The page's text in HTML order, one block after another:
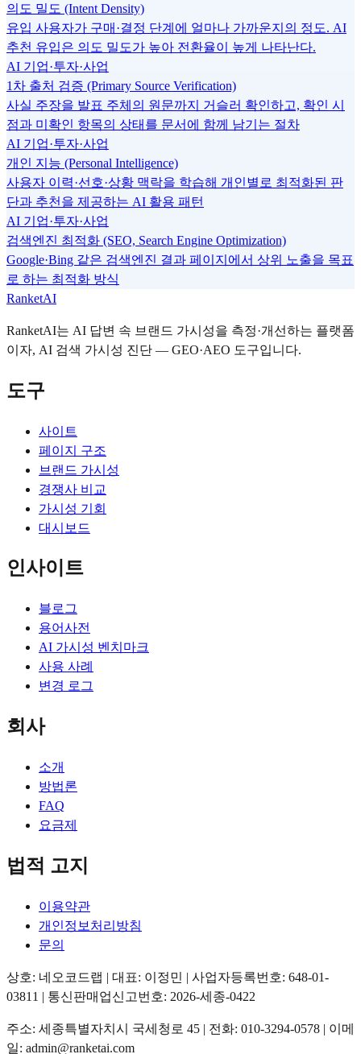
의도 밀도 (Intent Density)
유입 사용자가 구매·결정 단계에 얼마나 가까운지의 정도. AI
추천 유입은 의도 밀도가 높아 전환율이 높게 나타난다.
AI 기업·투자·사업
1차 출처 검증 (Primary Source Verification)
사실 주장을 발표 주체의 원문까지 거슬러 확인하고, 확인 시
점과 미확인 항목의 상태를 문서에 함께 남기는 절차
AI 기업·투자·사업
개인 지능 (Personal Intelligence)
사용자 이력·선호·상황 맥락을 학습해 개인별로 최적화된 판
단과 추천을 제공하는 AI 활용 패턴
AI 기업·투자·사업
검색엔진 최적화 (SEO, Search Engine Optimization)
Google·Bing 같은 검색엔진 결과 페이지에서 상위 노출을 목표
로 하는 최적화 방식
RanketAI
RanketAI는 AI 답변 속 브랜드 가시성을 측정·개선하는 플랫폼
이자, AI 검색 가시성 진단 — GEO·AEO 도구입니다.
도구
사이트
페이지 구조
브랜드 가시성
경쟁사 비교
가시성 기회
대시보드
인사이트
블로그
용어사전
AI 가시성 벤치마크
사용 사례
변경 로그
회사
소개
방법론
FAQ
요금제
법적 고지
이용약관
개인정보처리방침
문의
상호: 네오코드랩 | 대표: 이정민 | 사업자등록번호: 648-01-
03811 | 통신판매업신고번호: 2026-세종-0422
주소: 세종특별자치시 국세청로 45 | 전화: 010-3294-0578 | 이메
일: admin@ranketai.com